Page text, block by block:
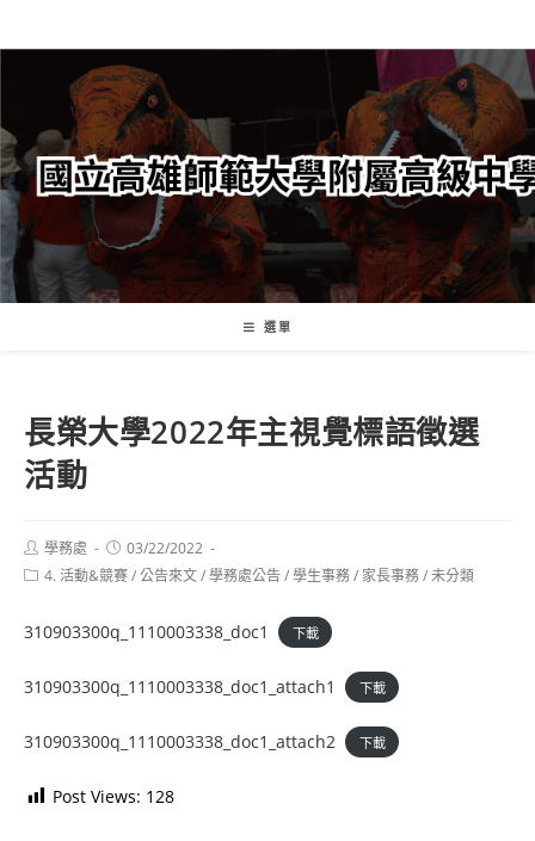
轉
要
內
容
選單
長榮大學2022年主視覺標語徵選
活動
Post
author:
學務處
Post
published:
03/22/2022
Post4. 活動&競賽/公告來文/學務處公告/學生事務/ 家長事務/未分類
310903300q_1110003338_doc1 下載
310903300q_1110003338_doc1_attach1 下載
310903300q_1110003338_doc1_attach2 下載
Post Views: 128